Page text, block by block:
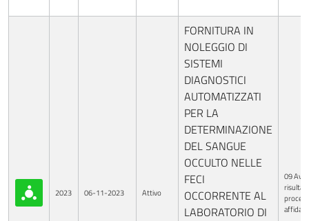
2023 06-11-2023 Attivo
FORNITURA IN
NOLEGGIO DI
SISTEMI
DIAGNOSTICI
AUTOMATIZZATI
PER LA
DETERMINAZIONE
DEL SANGUE
OCCULTO NELLE
FECI
OCCORRENTE AL
LABORATORIO DI
09
risultati